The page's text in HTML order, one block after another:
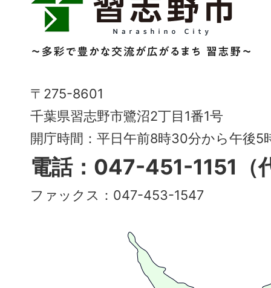
志
野
市
Narashino
City
～
多
彩
で
〒275-8601
千葉県習志野市鷺沼2丁目1番1号
開庁時間：平日午前8時30分から午後5
電話：047-451-1151（
ファックス：047-453-1547